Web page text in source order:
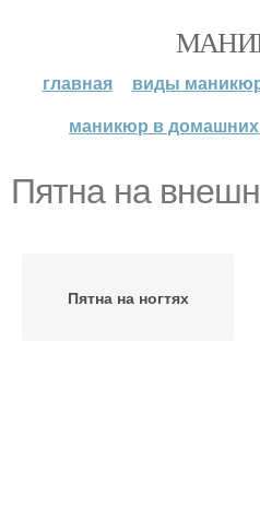
главная виды
маникюр в
Пятна на
Пятна на ногтях